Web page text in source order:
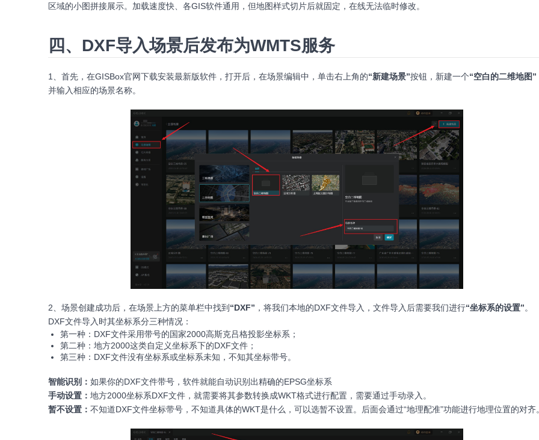
区域的小图拼接展示。加载速度快、各GIS软件通用，但地图样式切片后就固定，在线无法临时修改。
四、DXF导入场景后发布为WMTS服务
1、首先，在GISBox官网下载安装最新版软件，打开后，在场景编辑中，单击右上角的“新建场景”按钮，新建一个“空白的二维地图”
并输入相应的场景名称。
2、场景创建成功后，在场景上方的菜单栏中找到 “DXF” ，将我们本地的DXF文件导入，文件导入后需要我们进行“坐标系的设置”。
DXF文件导入时其坐标系分三种情况：
第一种：DXF文件采用带号的国家2000高斯克吕格投影坐标系；
第二种：地方2000这类自定义坐标系下的DXF文件；
第三种：DXF文件没有坐标系或坐标系未知，不知其坐标带号。
智能识别： 如果你的DXF文件带号，软件就能自动识别出精确的EPSG坐标系
手动设置： 地方2000坐标系DXF文件，就需要将其参数转换成WKT格式进行配置，需要通过手动录入。
暂不设置： 不知道DXF文件坐标带号，不知道具体的WKT是什么，可以选暂不设置。后面会通过“地理配准”功能进行地理位置的对齐